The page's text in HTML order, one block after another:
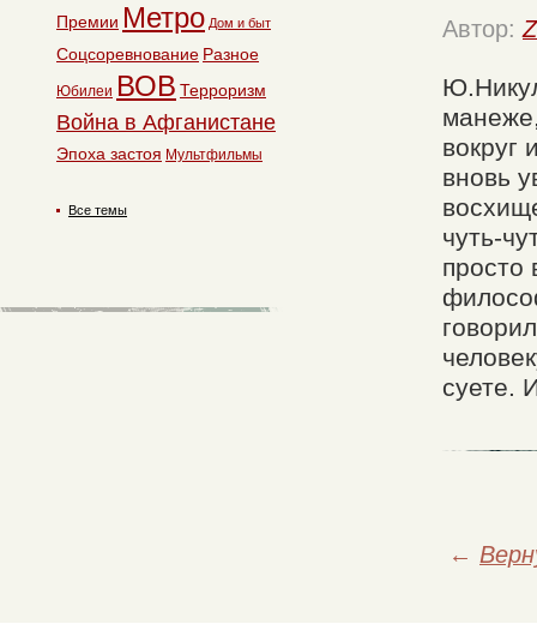
Автор:
вокруг
вновь
чуть-
просто
суете.
←
Премии Метро Дом и быт
Соцсоревнование Разное
Юбилеи ВОВ Терроризм
Война в Афганистане
Эпоха застоя Мультфильмы
Все темы